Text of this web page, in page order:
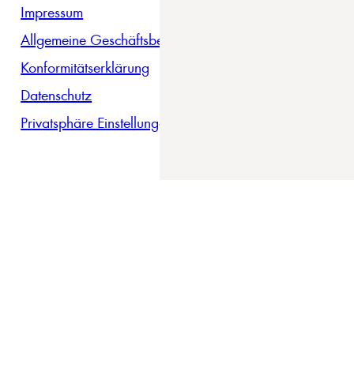
Impressum
Allgemeine Geschäftsbedingungen
Konformitätserklärung
Datenschutz
Privatsphäre Einstellungen